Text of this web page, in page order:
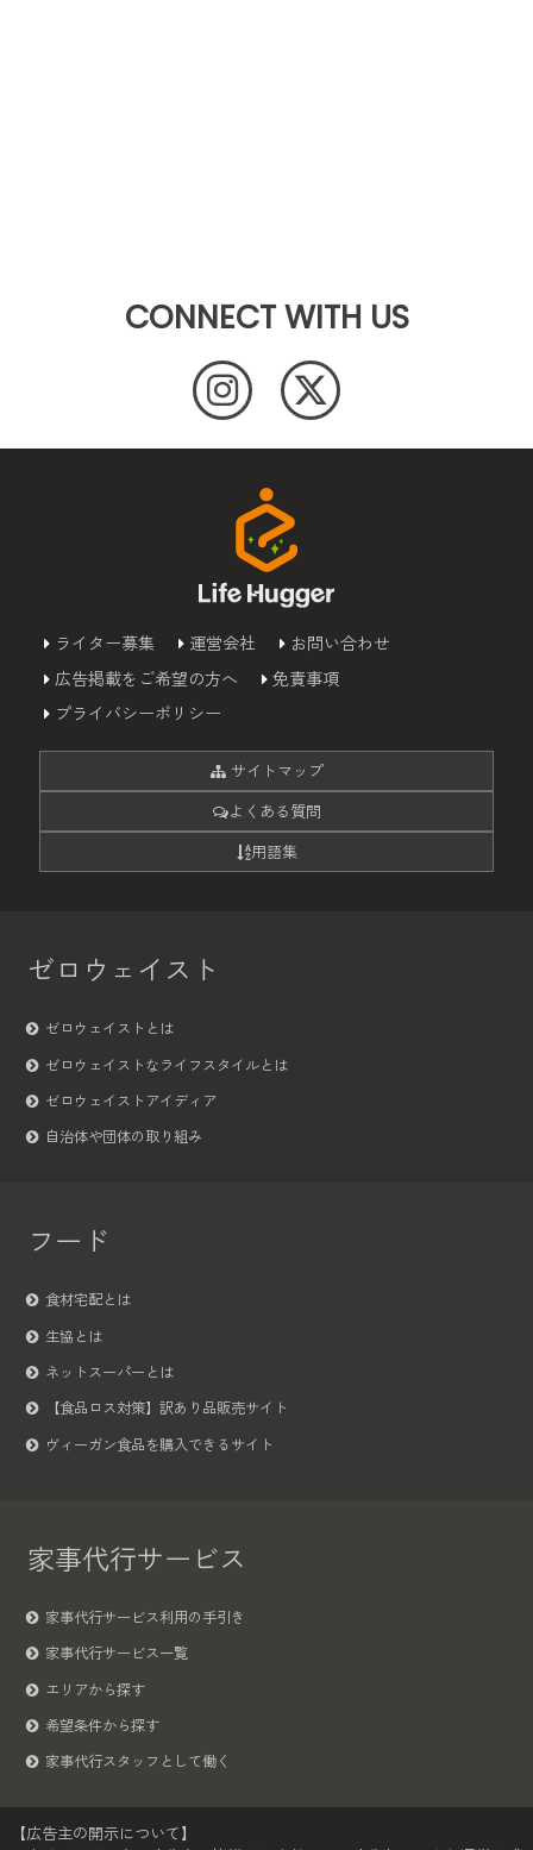
CONNECT WITH US
ライター募集 運営会社
お問い合わせ
広告掲載をご希望の方へ
免責事項
プライバシーポリシー
サイトマップ
よくある質問
用語集
ゼロウェイスト
ゼロウェイストとは
ゼロウェイストなライフスタイルとは
ゼロウェイストアイディア
自治体や団体の取り組み
フード
食材宅配とは
生協とは
ネットスーパーとは
【食品ロス対策】訳あり品販売サイト
ヴィーガン食品を購入できるサイト
家事代行サービス
家事代行サービス利用の手引き
家事代行サービス一覧
エリアから探す
希望条件から探す
家事代行スタッフとして働く
【広告主の開示について】